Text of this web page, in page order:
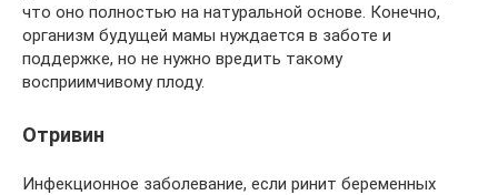
что оно полностью на натуральной основе. Конечно,
организм будущей мамы нуждается в заботе и
поддержке, но не нужно вредить такому
восприимчивому плоду.
Отривин
Инфекционное заболевание, если ринит беременных